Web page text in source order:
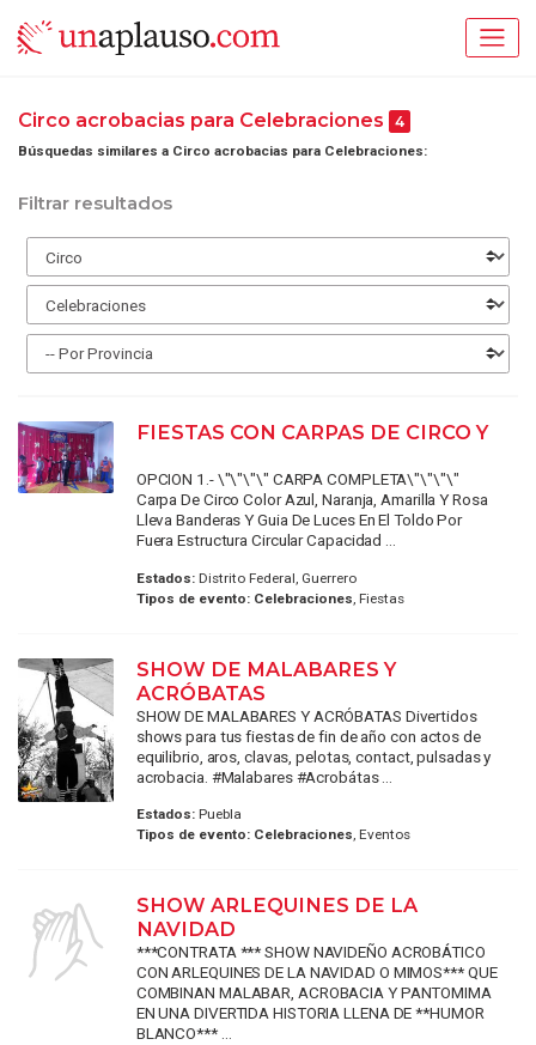
Circo acrobacias para Celebraciones 4
Búsquedas similares a Circo acrobacias para Celebraciones:
Filtrar resultados
FIESTAS CON CARPAS DE CIRCO Y
OPCION 1.- \"\"\"\" CARPA COMPLETA\"\"\"\"
Carpa De Circo Color Azul, Naranja, Amarilla Y Rosa
Lleva Banderas Y Guia De Luces En El Toldo Por
Fuera Estructura Circular Capacidad ...
Estados:Distrito Federal, Guerrero
Tipos de evento: Celebraciones, Fiestas
SHOW DE MALABARES Y
ACRÓBATAS
SHOW DE MALABARES Y ACRÓBATAS Divertidos
shows para tus fiestas de fin de año con actos de
equilibrio, aros, clavas, pelotas, contact, pulsadas y
acrobacia. #Malabares #Acrobátas ...
Estados:Puebla
Tipos de evento: Celebraciones, Eventos
SHOW ARLEQUINES DE LA
NAVIDAD
***CONTRATA *** SHOW NAVIDEÑO ACROBÁTICO
CON ARLEQUINES DE LA NAVIDAD O MIMOS*** QUE
COMBINAN MALABAR, ACROBACIA Y PANTOMIMA
EN UNA DIVERTIDA HISTORIA LLENA DE **HUMOR
BLANCO*** ...